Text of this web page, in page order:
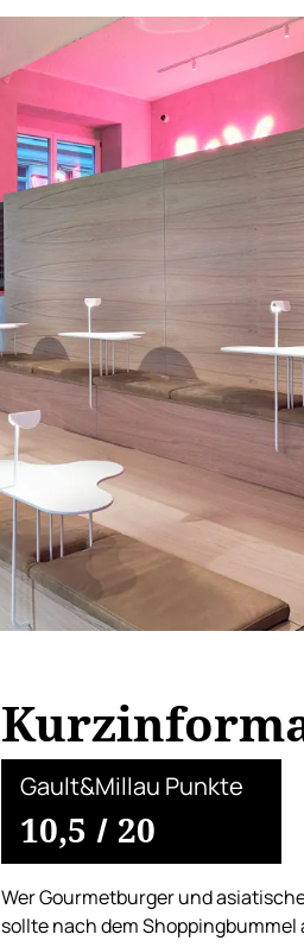
Gault&Millau Punkte
10,5 / 20
Wer Gourmetburger und
sollte nach dem